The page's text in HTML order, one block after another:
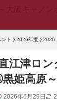
ント 2026年度 2026
江津ロ
姫高原
2026年5月29日